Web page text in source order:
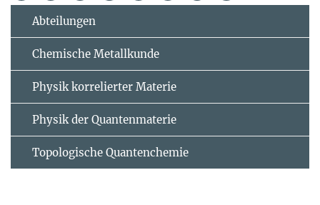
Abteilungen
Chemische Metallkunde
Physik korrelierter Materie
Physik der Quantenmaterie
Topologische Quantenchemie